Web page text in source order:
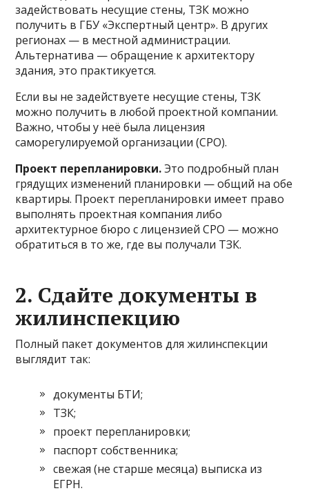
задействовать несущие стены, ТЗК можно
получить в ГБУ «Экспертный центр». В других
регионах — в местной администрации.
Альтернатива — обращение к архитектору
здания, это практикуется.
Если вы не задействуете несущие стены, ТЗК
можно получить в любой проектной компании.
Важно, чтобы у неё была лицензия
саморегулируемой организации (СРО).
Проект перепланировки.Это подробный план
грядущих изменений планировки — общий на обе
квартиры. Проект перепланировки имеет право
выполнять проектная компания либо
архитектурное бюро с лицензией СРО — можно
обратиться в то же, где вы получали ТЗК.
2. Сдайте документы в
жилинспекцию
Полный пакет документов для жилинспекции
выглядит так:
документы БТИ;
ТЗК;
проект перепланировки;
паспорт собственника;
свежая (не старше месяца) выписка из
ЕГРН.